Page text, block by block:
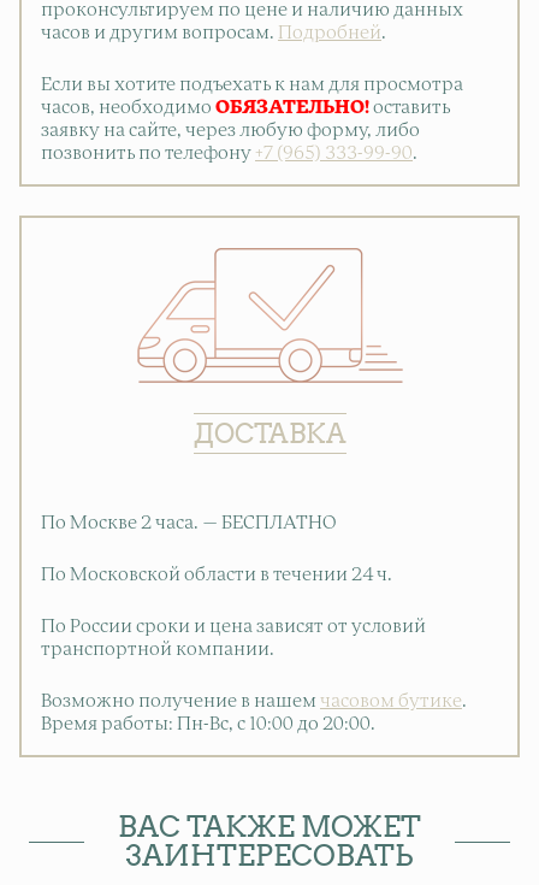
проконсультируем по цене и наличию данных
часов и другим вопросам. Подробней.
Если вы хотите подъехать к нам для просмотра
часов, необходимо ОБЯЗАТЕЛЬНО! оставить
заявку на сайте, через любую форму, либо
позвонить по телефону +7 (965) 333-99-90.
ДОСТАВКА
По Москве 2 часа. — БЕСПЛАТНО
По Московской области в течении 24 ч.
По России сроки и цена зависят от условий
транспортной компании.
Возможно получение в нашем часовом бутике.
Время работы: Пн-Вс, с 10:00 до 20:00.
ВАС ТАКЖЕ МОЖЕТ
ЗАИНТЕРЕСОВАТЬ